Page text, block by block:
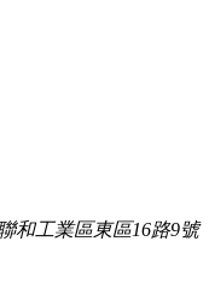
和工業區東區16路9號